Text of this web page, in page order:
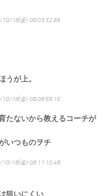
10/18(金) 08:03:32.89
うが上。
10/18(金) 08:08:58.16
たないから教えるコーチが
いつものヲチ
10/18(金) 08:11:10.48
狙いにくい